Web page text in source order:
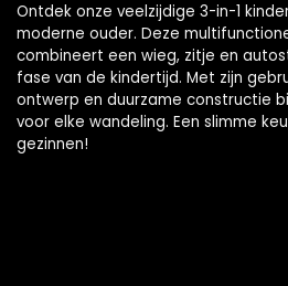
Ontdek onze veelzijdige 3-in-1
moderne ouder. Deze
combineert een wieg, zitje en
fase van de kindertijd. Met zijn
ontwerp en duurzame constructie
voor elke wandeling. Een slimme
gezinnen!